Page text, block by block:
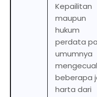
Kepailitan
maupun
hukum
perdata
umumnya
beberapa
harta dari